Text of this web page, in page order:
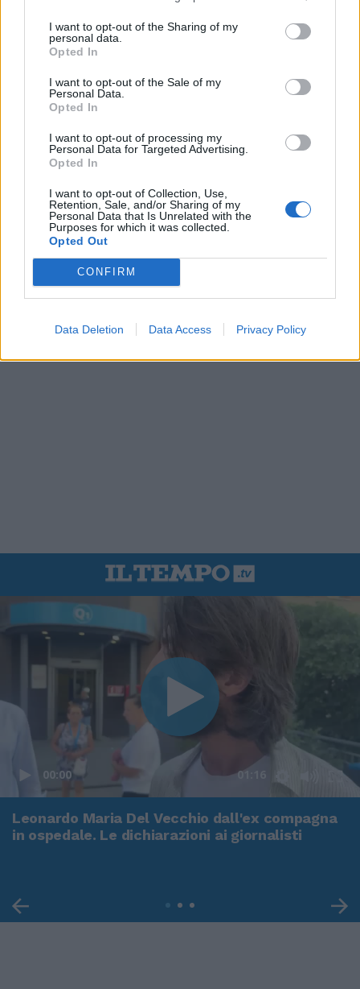
I want to opt-out of the Sharing of my
personal data.
Opted In
I want to opt-out of the Sale of my
Personal Data.
Opted In
I want to opt-out of processing my
Personal Data for Targeted Advertising.
Opted In
I want to opt-out of Collection, Use,
Retention, Sale, and/or Sharing of my
Personal Data that Is Unrelated with the
Purposes for which it was collected.
Opted Out
CONFIRM
Data Deletion Data Access Privacy Policy
00:00 01:16
Leonardo Maria Del Vecchio dall'ex compagna
in ospedale. Le dichiarazioni ai giornalisti